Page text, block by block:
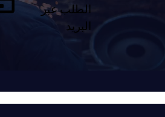
الطلب عبر
البريد